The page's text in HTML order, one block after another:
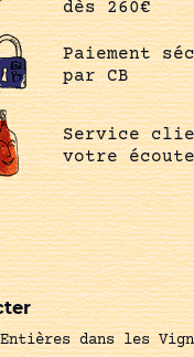
dès 260€
Paiement
par CB
Service
votre écoute
dans les